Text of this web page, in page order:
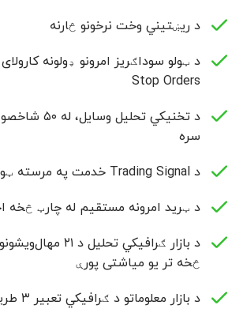
د ریښتیني وخت نرخونو څارنه
Stop Orders
د تخنیکي
سره
د Trading Signal خدمت په مرسته ټولنیز ټریدنګ
د ټرید امرونه مستقیم له چارټ څخه
څخه تر یو میاشتی پورې